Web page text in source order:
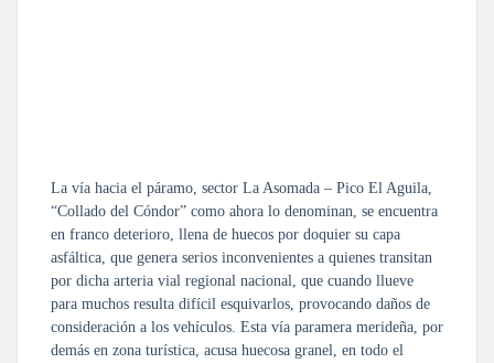
La vía hacia el páramo, sector La Asomada – Pico El Aguila,
“Collado del Cóndor” como ahora lo denominan, se encuentra
en franco deterioro, llena de huecos por doquier su capa
asfáltica, que genera serios inconvenientes a quienes transitan
por dicha arteria vial regional nacional, que cuando llueve
para muchos resulta difícil esquivarlos, provocando daños de
consideración a los vehículos. Esta vía paramera merideña, por
demás en zona turística, acusa huecosa granel, en todo el